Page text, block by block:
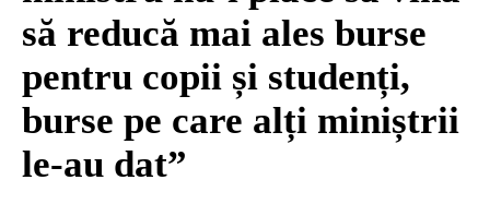
să reducă mai ales burse
pentru copii și studenți,
burse pe care alți miniștrii
le-au dat”